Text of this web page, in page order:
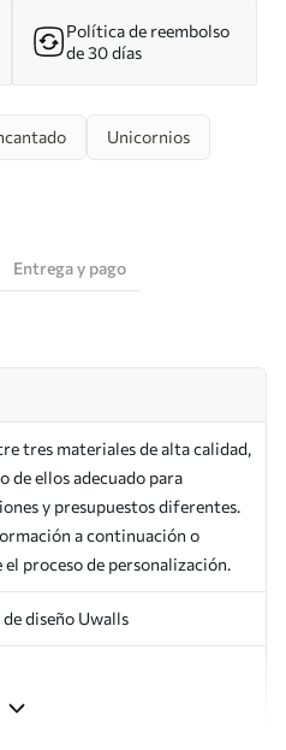
Política de reembolso
de 30 días
Unicornios
Entrega y pago
tres materiales de alta calidad,
de ellos adecuado para
y presupuestos diferentes.
a continuación o
proceso de personalización.
diseño Uwalls